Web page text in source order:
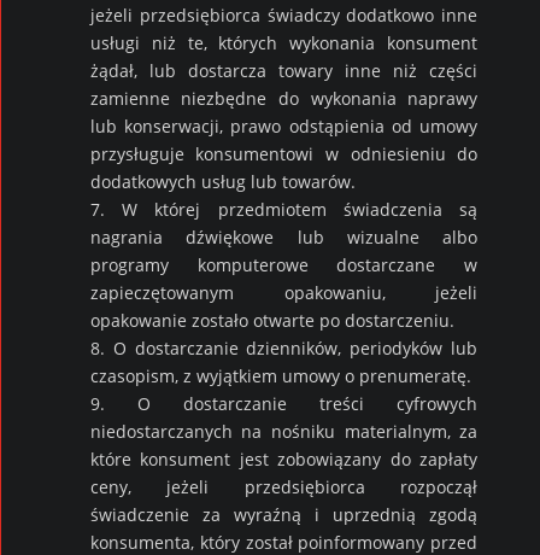
jeżeli przedsiębiorca świadczy dodatkowo inne
usługi niż te, których wykonania konsument
żądał, lub dostarcza towary inne niż części
zamienne niezbędne do wykonania naprawy
lub konserwacji, prawo odstąpienia od umowy
przysługuje konsumentowi w odniesieniu do
dodatkowych usług lub towarów.
7. W której przedmiotem świadczenia są
nagrania dźwiękowe lub wizualne albo
programy komputerowe dostarczane w
zapieczętowanym opakowaniu, jeżeli
opakowanie zostało otwarte po dostarczeniu.
8. O dostarczanie dzienników, periodyków lub
czasopism, z wyjątkiem umowy o prenumeratę.
9. O dostarczanie treści cyfrowych
niedostarczanych na nośniku materialnym, za
które konsument jest zobowiązany do zapłaty
ceny, jeżeli przedsiębiorca rozpoczął
świadczenie za wyraźną i uprzednią zgodą
konsumenta, który został poinformowany przed